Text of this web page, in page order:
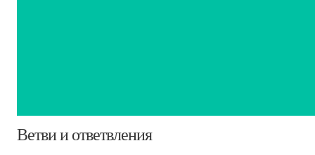
​Ветви и ответвления